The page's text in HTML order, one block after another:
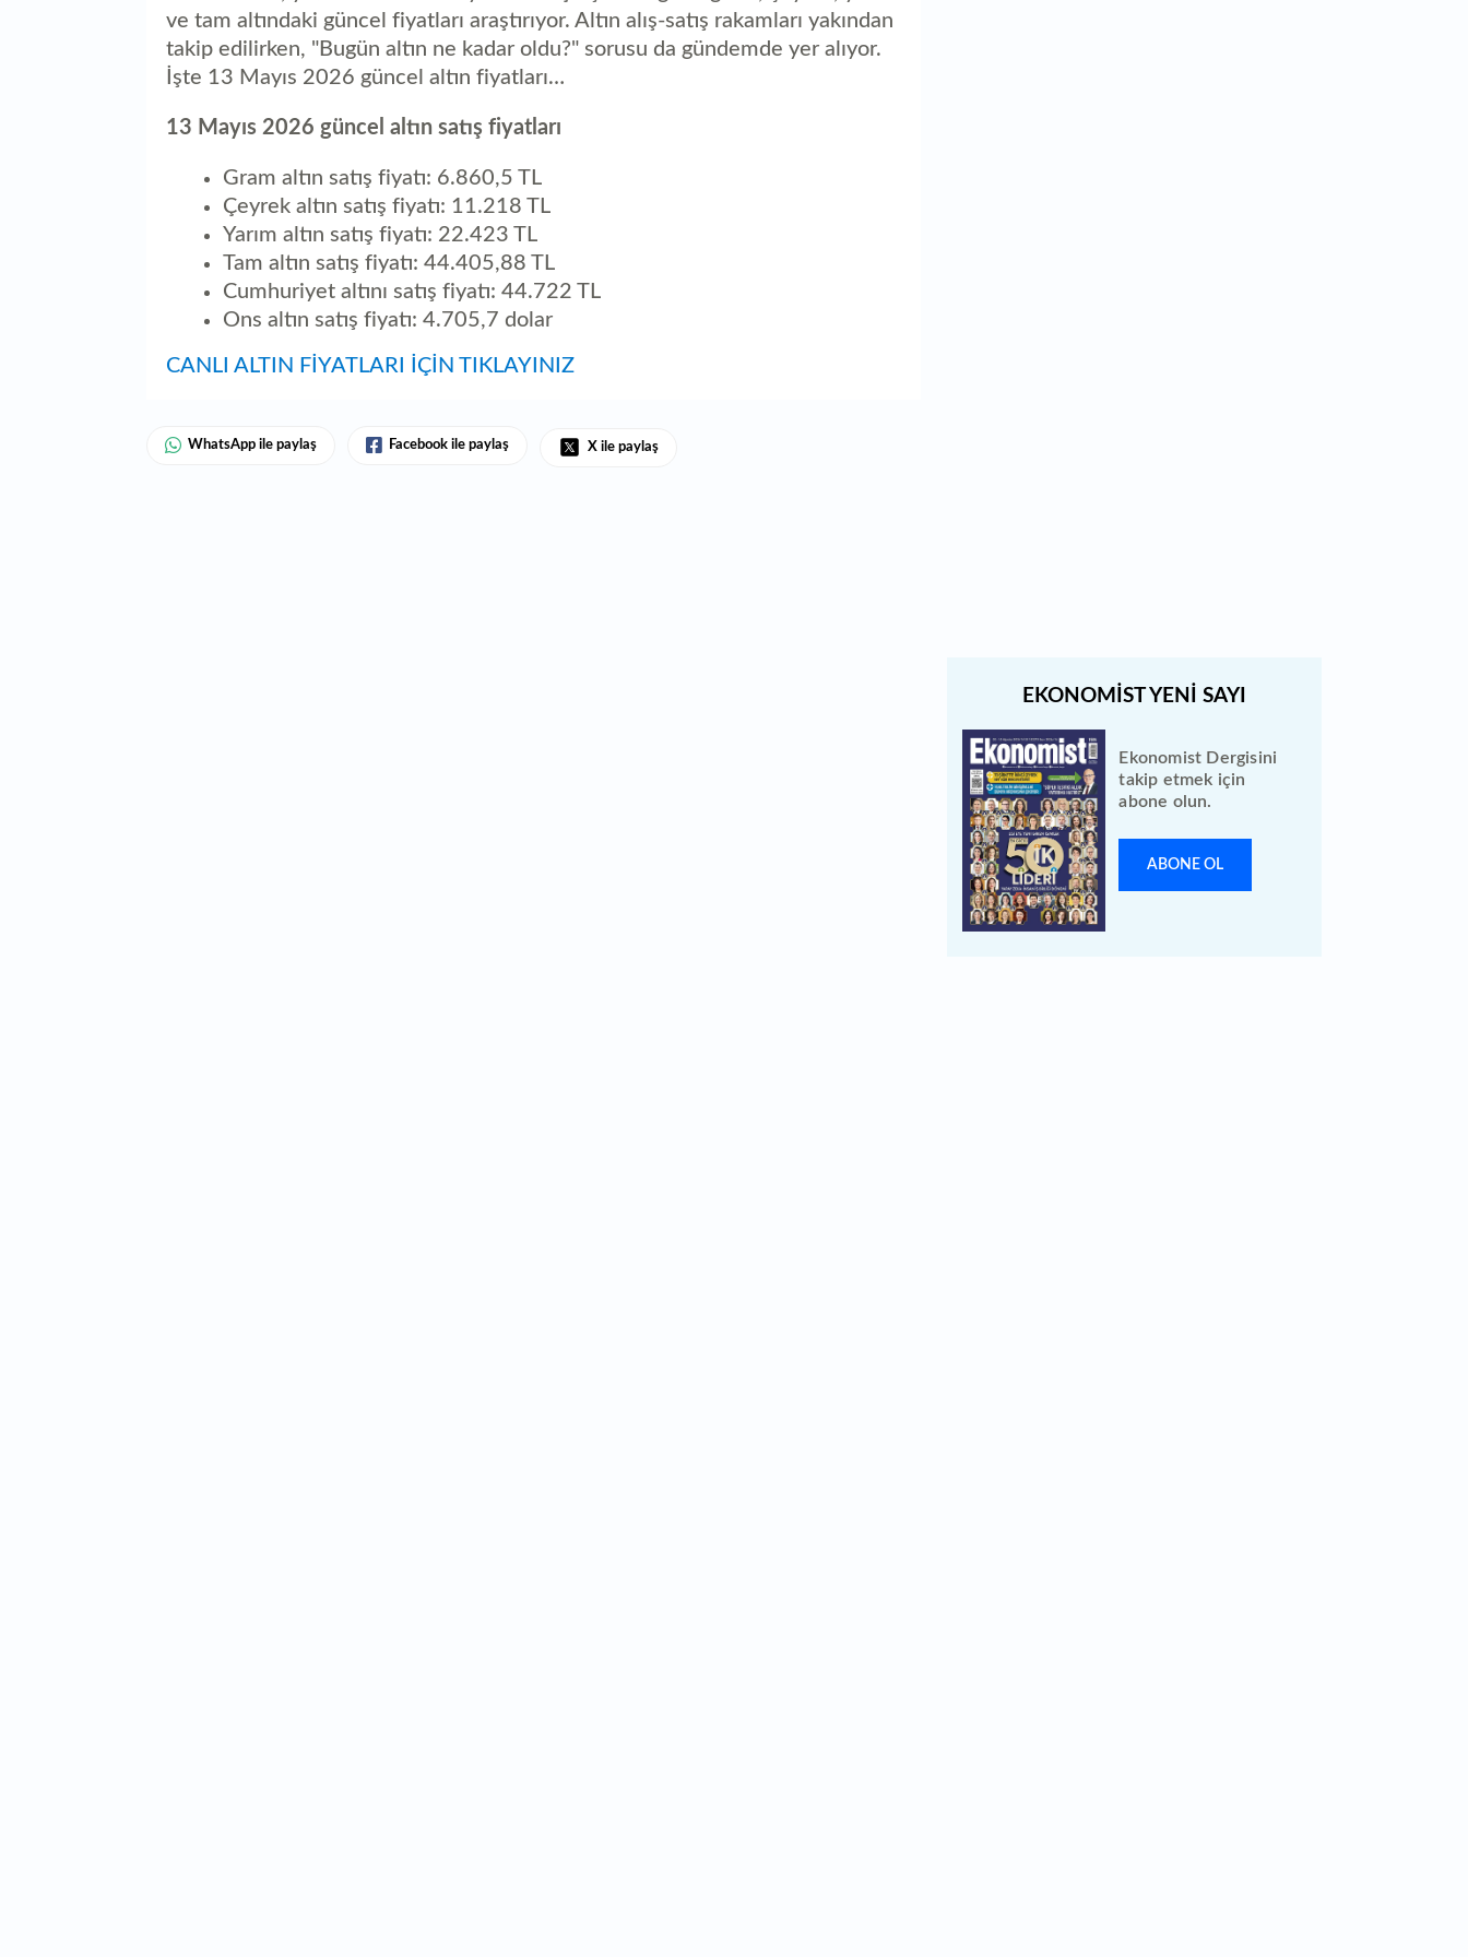
ve tam altındaki güncel fiyatları araştırıyor. Altın alış-satış rakamları yakından
takip edilirken, "Bugün altın ne kadar oldu?" sorusu da gündemde yer alıyor.
İşte 13 Mayıs 2026 güncel altın fiyatları…
13 Mayıs 2026 güncel altın satış fiyatları
Gram altın satış fiyatı: 6.860,5 TL
Çeyrek altın satış fiyatı: 11.218 TL
Yarım altın satış fiyatı: 22.423 TL
Tam altın satış fiyatı: 44.405,88 TL
Cumhuriyet altını satış fiyatı: 44.722 TL
Ons altın satış fiyatı: 4.705,7 dolar
CANLI ALTIN FİYATLARI İÇİN TIKLAYINIZ
WhatsApp ile paylaş Facebook ile paylaş X ile paylaş
Ekonomist Dergisini
takip etmek için
abone olun.
ABONE OL